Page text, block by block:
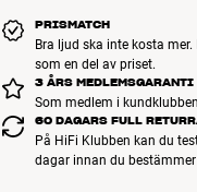
PRISMATCH
Bra ljud ska inte kosta
som en del av priset.
3 ÅRS MEDLEMSGARANTI
Som medlem i
60 DAGARS FULL
På HiFi Klubben kan du
dagar innan du